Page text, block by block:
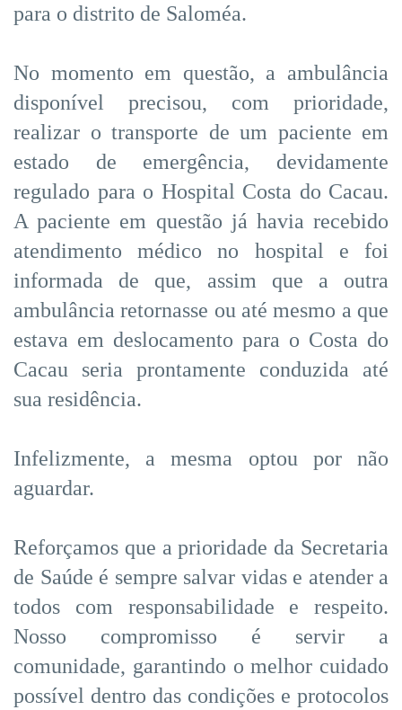
para o distrito de Saloméa.
No momento em questão, a ambulância
disponível precisou, com prioridade,
realizar o transporte de um paciente em
estado de emergência, devidamente
regulado para o Hospital Costa do Cacau.
A paciente em questão já havia recebido
atendimento médico no hospital e foi
informada de que, assim que a outra
ambulância retornasse ou até mesmo a que
estava em deslocamento para o Costa do
Cacau seria prontamente conduzida até
sua residência.
Infelizmente, a mesma optou por não
aguardar.
Reforçamos que a prioridade da Secretaria
de Saúde é sempre salvar vidas e atender a
todos com responsabilidade e respeito.
Nosso compromisso é servir a
comunidade, garantindo o melhor cuidado
possível dentro das condições e protocolos